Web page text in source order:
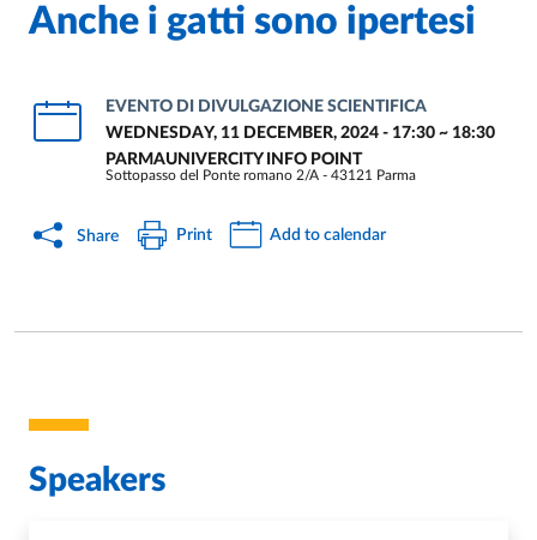
Anche i gatti sono ipertesi
EVENTO DI DIVULGAZIONE SCIENTIFICA
WEDNESDAY, 11 DECEMBER, 2024 - 17:30 ~ 18:30
PARMAUNIVERCITY INFO POINT
Sottopasso del Ponte romano 2/A - 43121 Parma
Share Print Add to calendar
Speakers